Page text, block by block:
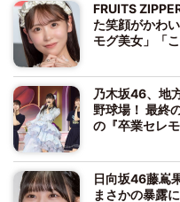
FRUITS
た笑顔がかわ
モグ美女」「
乃木坂46、地
野球場！ 最終
の『卒業セレ
日向坂46藤嶌
まさかの暴露